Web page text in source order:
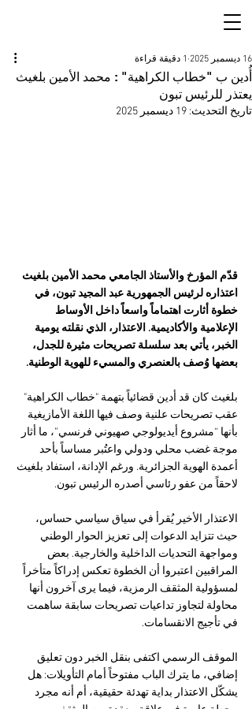
أُدين ب "خطاب الكراهية" : محمد الأمين بلغيث
يعتذر للرئيس تبون
16 ديسمبر 2025 1 دقيقة قراءة
تاريخ التحديث: 19 ديسمبر 2025
قدّم المؤرخ والأستاذ الجامعي محمد الأمين بلغيث
اعتذاره لرئيس الجمهورية عبد المجيد تبون، في
خطوة أثارت اهتماماً واسعاً داخل الأوساط
الإعلامية والأكاديمية. الاعتذار، الذي نقلته يومية
الخبر، يأتي بعد سلسلة تصريحات مثيرة للجدل،
بعضها وُصف بالعنصري والمسيء للهوية الوطنية.
بلغيث كان قد أدين قضائياً بتهمة "خطاب الكراهية"
عقب تصريحات علنية وصف فيها اللغة الأمازيغية
بأنها “مشروع أيديولوجي صهيوني فرنسي”، ما أثار
موجة غضب محلي ودولي واعتُبر مساساً بأحد
أعمدة الهوية الجزائرية. ورغم الإدانة، استفاد بلغيث
لاحقاً من عفو رئاسي أصدره الرئيس تبون.
الاعتذار الأخير يُقرأ في سياق سياسي حساس،
حيث تتزايد الدعوات إلى تعزيز الحوار الوطني
ومواجهة التحديات الداخلية والخارجية. بعض
المراقبين اعتبروا أن الخطوة تعكس إدراكاً متأخراً
لمسؤولية المثقف الرمزية، فيما يرى آخرون أنها
محاولة لتجاوز تداعيات تصريحات سابقة ساهمت
في تأجيج الانقسامات.
الموقف الرسمي اكتفى بنقل الخبر دون تعليق
إضافي، ما يترك الباب مفتوحاً أمام التأويلات: هل
يشكّل الاعتذار بداية تهدئة حقيقية، أم أنه مجرد